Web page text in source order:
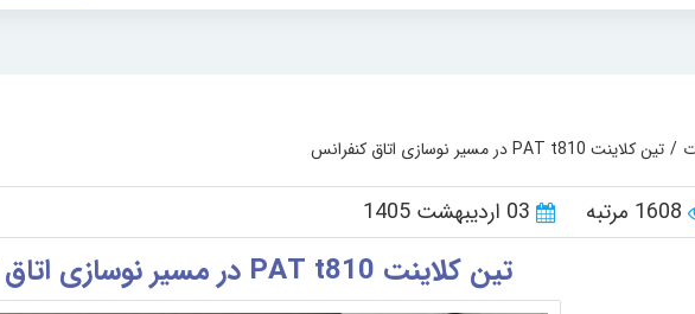
تین کلاینت PAT t810 در مسیر نوسازی اتاق کنفرانس
1608 مرتبه 03 اردیبهشت 1405
تین کلاینت PAT t810 در مسیر نوسازی اتاق کنفرانس